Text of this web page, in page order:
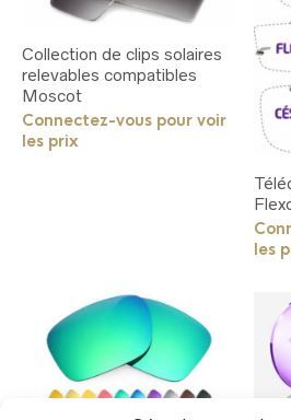
Collection de clips solaires
relevables compatibles
Moscot
Connectez-vous pour voir
les prix
les